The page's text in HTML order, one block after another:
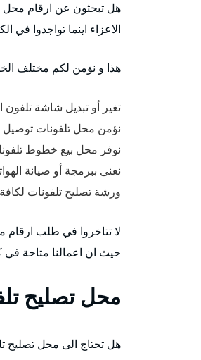
هل تبحثون عن ارقام محل
الاعزاء اينما تواجدوا
هذا و نؤمن لكم مختلف
تغير أو تبديل شاشة
نؤمن محل تلفونات توصيل 24 ساعة الى جميع نواحي الفنطاس أو مناطق الكويت.
نوفر محل بيع خطوط
نعنى ببرمجة أو صيانة
ورشة تصليح تلفونات لكافة
لا تتاخروا في طلب
حيث ان اعمالنا متاحة في
محل تصليح
هل تحتاج الى محل تصليح